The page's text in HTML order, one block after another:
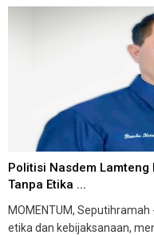
Politisi Nasdem
Tanpa Etika ...
MOMENTUM,
etika dan kebijaksanaan,